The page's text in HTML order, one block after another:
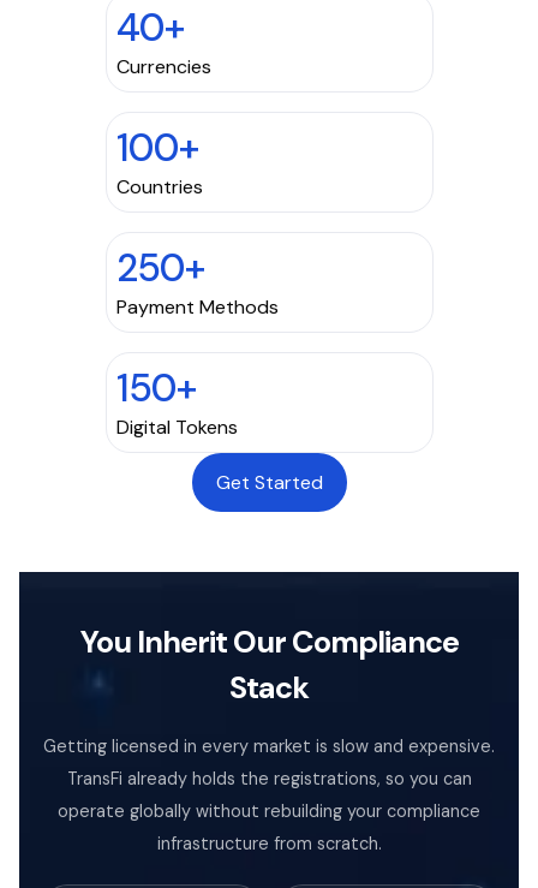
40+
Currencies
100+
Countries
250+
Payment Methods
150+
Digital Tokens
Get Started
You Inherit Our Compliance
Stack
Getting licensed in every market is slow and expensive.
TransFi already holds the registrations, so you can
operate globally without rebuilding your compliance
infrastructure from scratch.